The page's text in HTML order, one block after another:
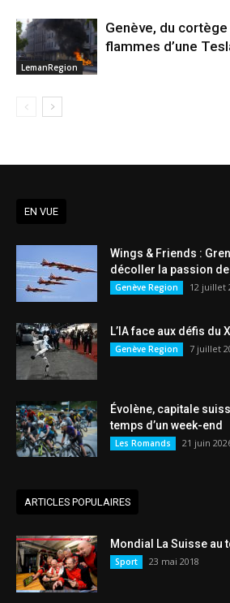
LemanRegion
Genève, du
flammes d’une
EN VUE
Wings & Friends :
décoller la passion de
Genève Region 12 juillet
L’IA face aux défis du
Genève Region 7 juillet
Évolène, capitale
temps d’un week-end
Les Romands 21 juin
ARTICLES POPULAIRES
Mondial La Suisse au
Sport 23 mai 2018